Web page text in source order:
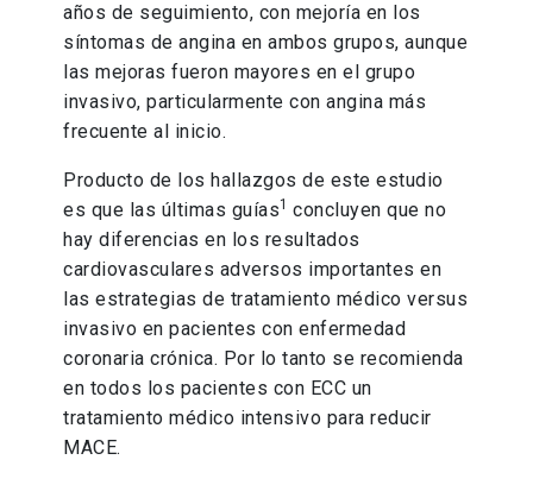
años de seguimiento, con mejoría en los
síntomas de angina en ambos grupos, aunque
las mejoras fueron mayores en el grupo
invasivo, particularmente con angina más
frecuente al inicio.
Producto de los hallazgos de este estudio
es que las últimas guías1 concluyen que no
hay diferencias en los resultados
cardiovasculares adversos importantes en
las estrategias de tratamiento médico versus
invasivo en pacientes con enfermedad
coronaria crónica.​ Por lo tanto se recomienda
en todos los pacientes con ECC un
tratamiento médico intensivo para reducir
MACE.